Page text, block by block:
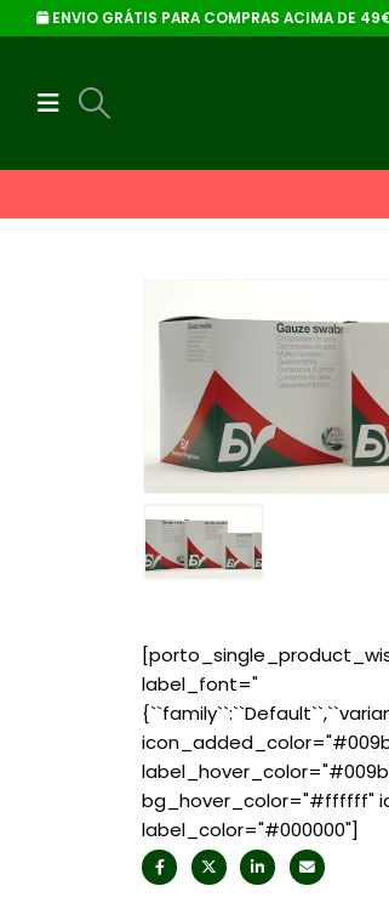
ENVIO GRÁTIS PARA COMPRAS ACIMA DE
label_font="
bg_hover_color="#ffffff"
label_color="#000000"]